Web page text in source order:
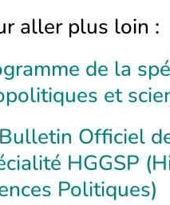
aller plus loin :
de la
et
Officiel
HGGSP
Politiques)